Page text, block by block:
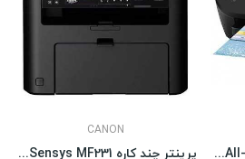
CANON
پرینتر چند کاره Canon i-Sensys MF231 پرینتر جوهر افشان HP ENVY 5660 e-All-in-One